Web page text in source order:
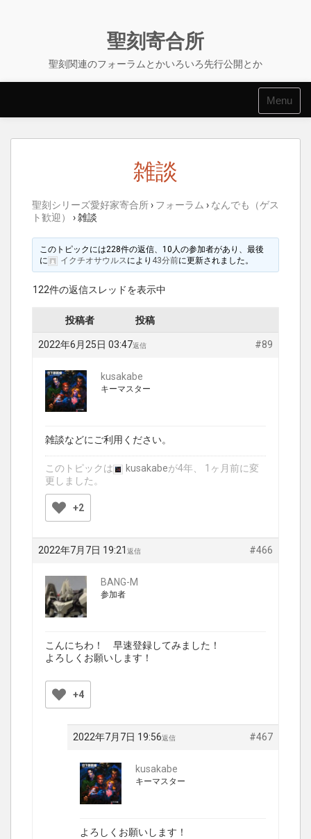
聖刻寄合所
聖刻関連のフォーラムとかいろいろ先行公開とか
Menu
雑談
聖刻シリーズ愛好家寄合所› フォーラム › なんでも（ゲス
ト歓迎）
›雑談
このトピックには228件の返信、10人の参加者があり、最後
に
イクチオサウルスにより 43分前に更新されました。
122件の返信スレッドを表示中
投稿者 投稿
2022年6月25日 03:47 #89
返信
kusakabe
キーマスター
雑談などにご利用ください。
このトピックは kusakabeが4年、 1ヶ月前に変
更しました。
+2
2022年7月7日 19:21 #466
返信
BANG-M
参加者
こんにちわ！ 早速登録してみました！
よろしくお願いします！
+4
2022年7月7日 19:56 #467
返信
kusakabe
キーマスター
よろしくお願いします！